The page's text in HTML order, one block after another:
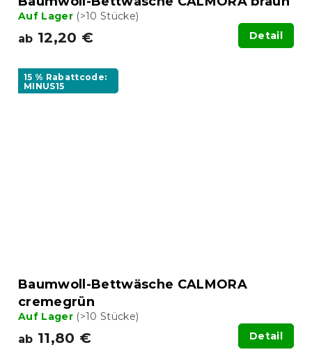
Auf Lager (>10 Stücke)
ab 12,20 € Detail
15 % Rabattcode:
MINUS15
Baumwoll-Bettwäsche CALMORA
cremegrün
Auf Lager (>10 Stücke)
ab 11,80 € Detail